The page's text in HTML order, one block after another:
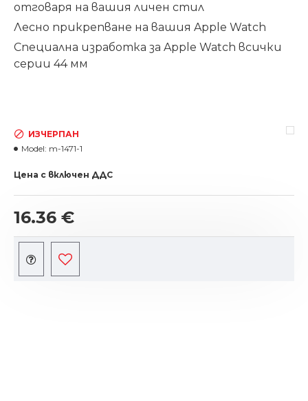
16.36 €
ИЗЧЕРПАН
Model: m-1471-1
Цена с включен ДДС
отговаря на вашия личен стил
Лесно прикрепване на вашия Apple Watch
Специална изработка за Apple Watch всички
серии 44 мм